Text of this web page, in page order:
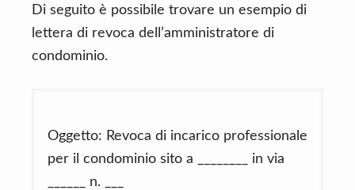
Di seguito è possibile trovare un esempio di
lettera di revoca dell’amministratore di
condominio.
Oggetto: Revoca di incarico professionale
per il condominio sito a ________ in via
______ n. ___